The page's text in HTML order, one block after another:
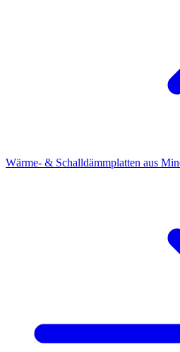
Wärme- & Schalldämmplatten aus